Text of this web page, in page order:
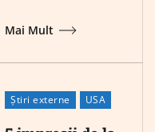
Mai Mult
Știri externe USA